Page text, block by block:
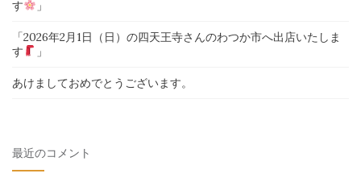
す
」
「2026年2月1日（日）の四天王寺さんのわつか市へ出店いたしま
す
」
あけましておめでとうございます。
最近のコメント